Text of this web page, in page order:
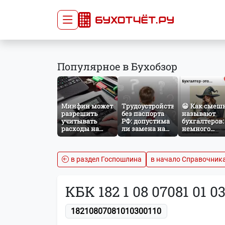
Главная
Сдать отчёт
Тарифы
Оплата
Популярное в Бухобзор
Минфин может
разрешить
учитывать
расходы на
защиту от
расчёте налога
на прибыль
Трудоустройство
без паспорта
РФ: допустима
ли замена на
загранпаспорт?
😁 Как
называют
бухгалтеров:
немного
в раздел Госпошлина
в начало
КБК 182 1 08 07081 01
18210807081010300110